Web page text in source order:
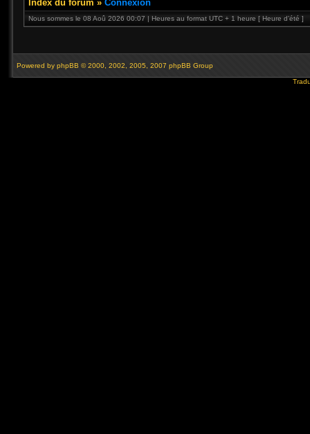
Index du forum » Connexion
Nous sommes le 08 Aoû 2026 00:07 | Heures au format UTC + 1 heure [ Heure d’été ]
Powered by phpBB © 2000, 2002, 2005, 2007 phpBB Group